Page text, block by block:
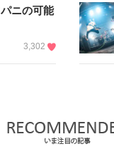
ニの可能
3,302